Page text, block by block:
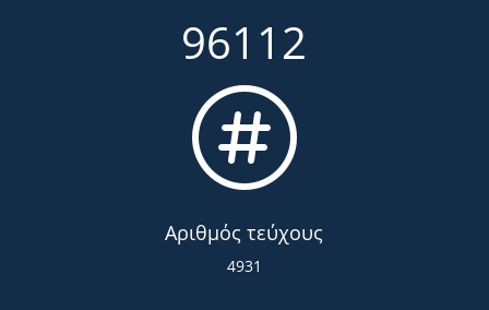
96112

Αριθμός τεύχους
4931